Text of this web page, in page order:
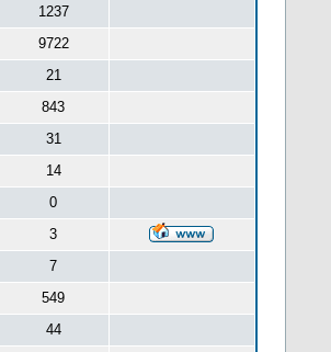
1237
9722
21
843
31
14
0
3
7
549
44